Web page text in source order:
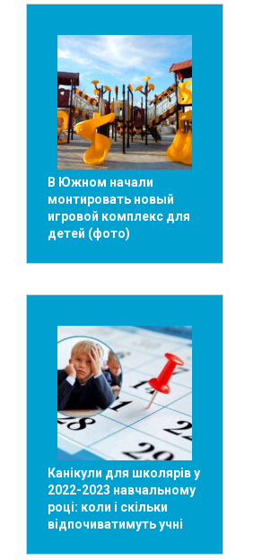
В Южном начали
монтировать новый
игровой комплекс для
детей (фото)
Канікули для школярів у
2022-2023 навчальному
році: коли і скільки
відпочиватимуть учні